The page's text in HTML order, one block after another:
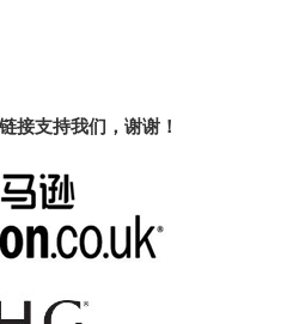
接支持我们，谢谢！